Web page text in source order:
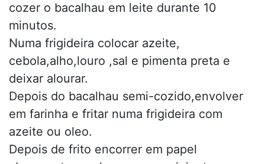
cozer o bacalhau em leite durante 10
minutos.
Numa frigideira colocar azeite,
cebola,alho,louro ,sal e pimenta preta e
deixar alourar.
Depois do bacalhau semi-cozido,envolver
em farinha e fritar numa frigideira com
azeite ou oleo.
Depois de frito encorrer em papel